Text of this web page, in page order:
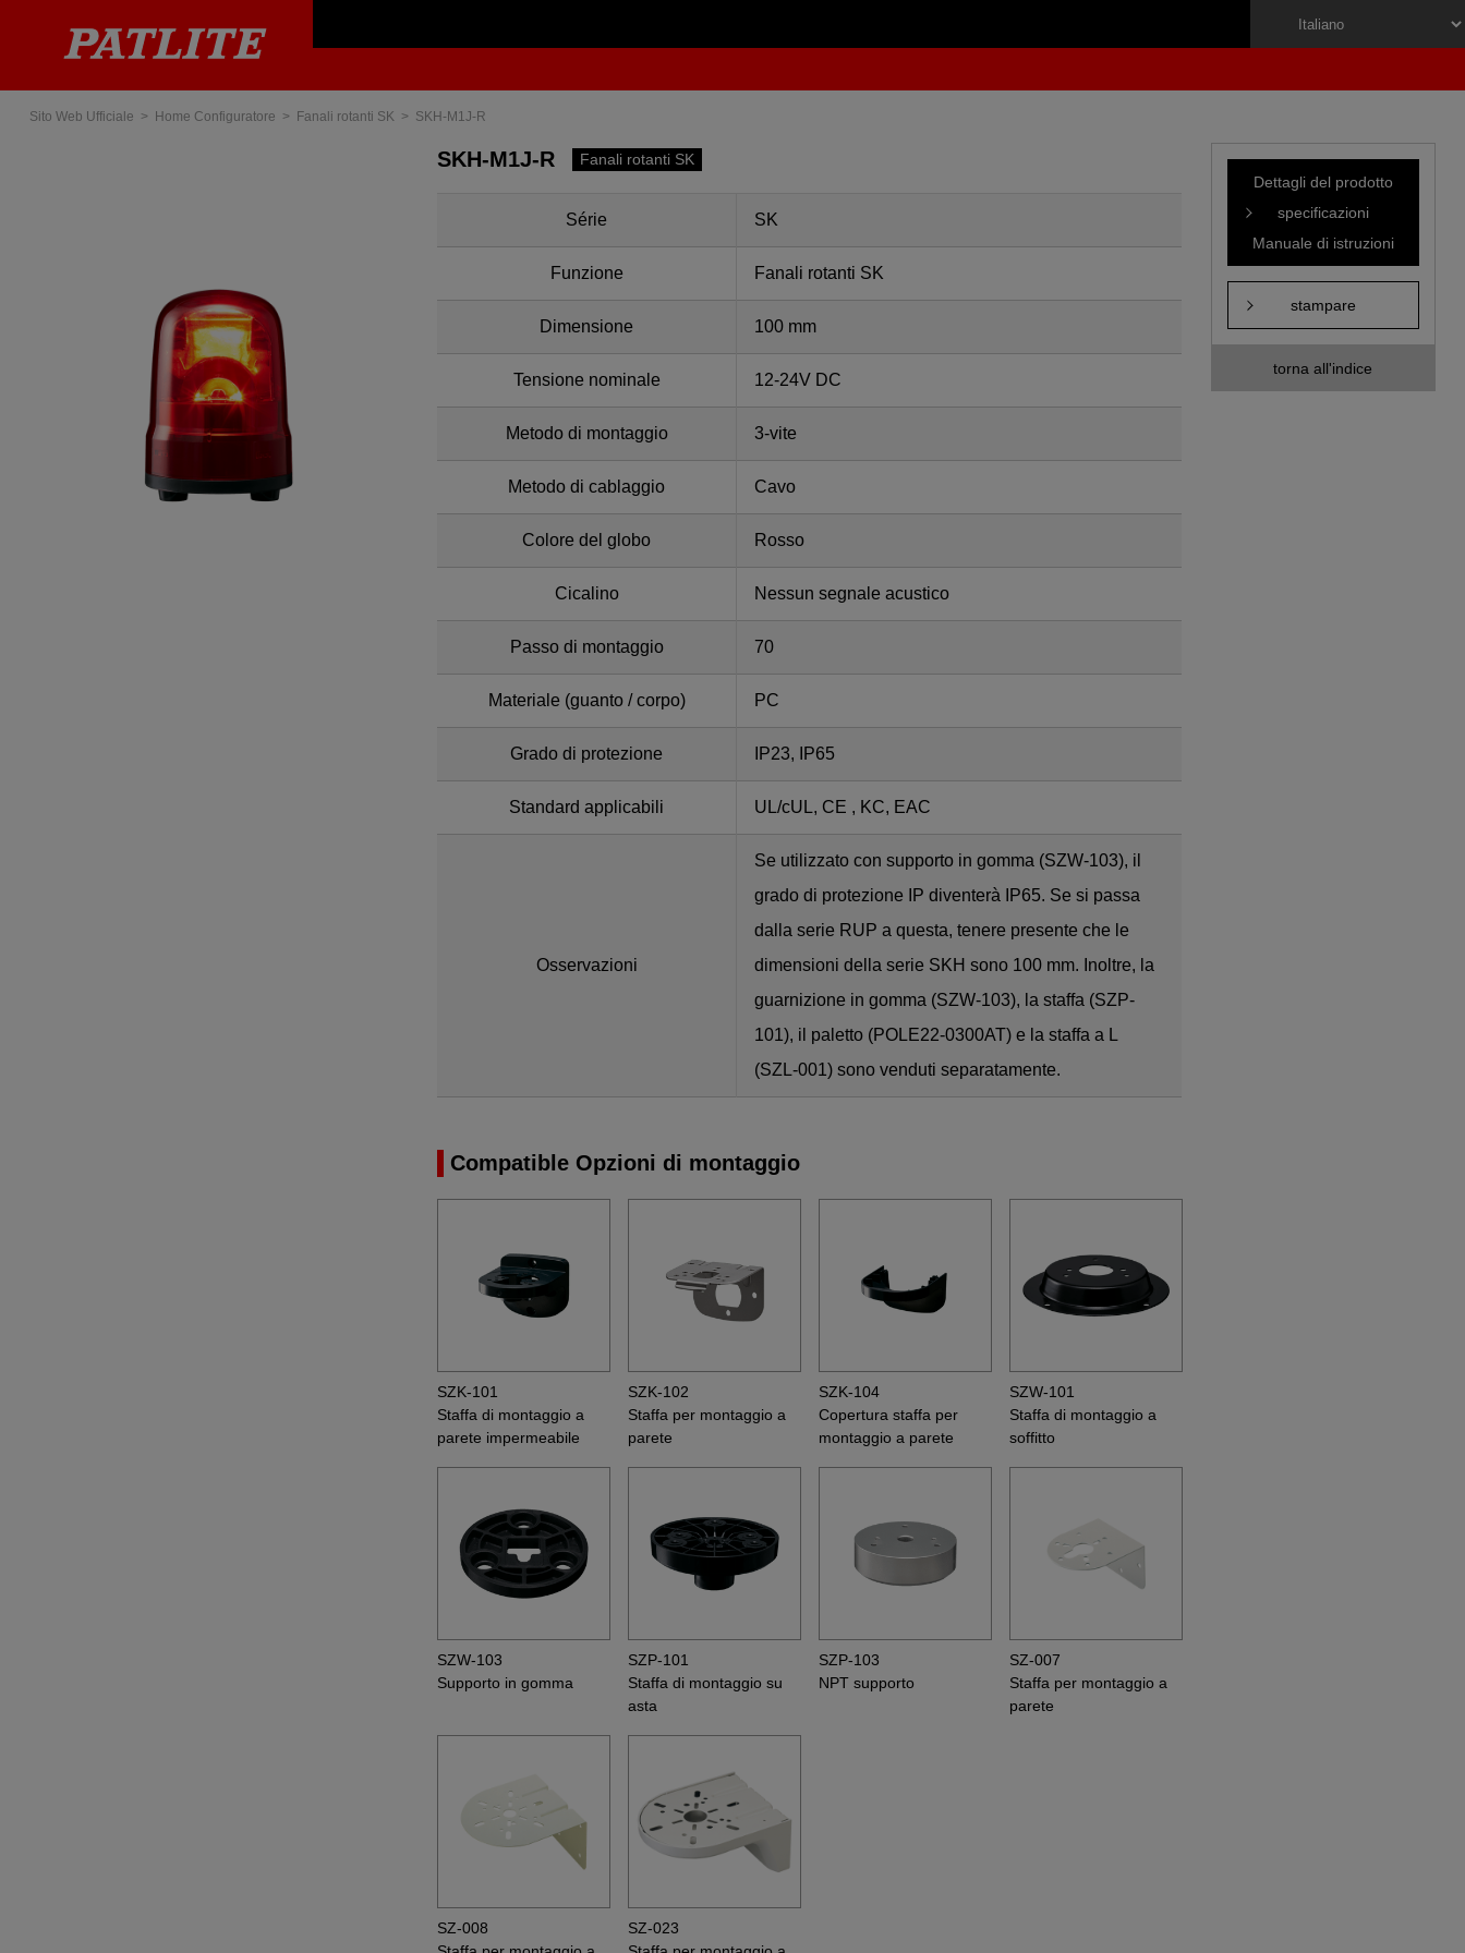
Sito Web Ufficiale Home Configuratore Fanali rotanti SK SKH-M1J-R
SKH-M1J-R Fanali rotanti SK
Série SK
Funzione Fanali rotanti SK
Dimensione 100 mm
Tensione nominale 12-24V DC
Metodo di montaggio 3-vite
Metodo di cablaggio Cavo
Colore del globo Rosso
Cicalino Nessun segnale acustico
Passo di montaggio 70
Materiale (guanto / corpo) PC
Grado di protezione IP23, IP65
Standard applicabili UL/cUL, CE , KC, EAC
Osservazioni
Se utilizzato con supporto in gomma (SZW-103), il
grado di protezione IP diventerà IP65. Se si passa
dalla serie RUP a questa, tenere presente che le
dimensioni della serie SKH sono 100 mm. Inoltre, la
guarnizione in gomma (SZW-103), la staffa (SZP-
101), il paletto (POLE22-0300AT) e la staffa a L
(SZL-001) sono venduti separatamente.
Compatible Opzioni di montaggio
SZK-101
Staffa di montaggio a
parete impermeabile
SZK-102
Staffa per montaggio a
parete
SZK-104
Copertura staffa per
montaggio a parete
SZW-101
Staffa di montaggio a
soffitto
SZW-103
Supporto in gomma
SZP-101
Staffa di montaggio su
asta
SZP-103
NPT supporto
SZ-007
Staffa per montaggio a
parete
SZ-008
SZ-023
Dettagli del prodotto
specificazioni
Manuale di istruzioni
stampare
torna all'indice